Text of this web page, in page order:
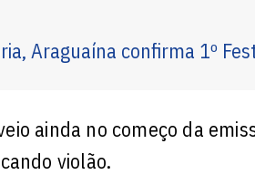
Araguaína confirma 1º
ainda no começo da
violão.